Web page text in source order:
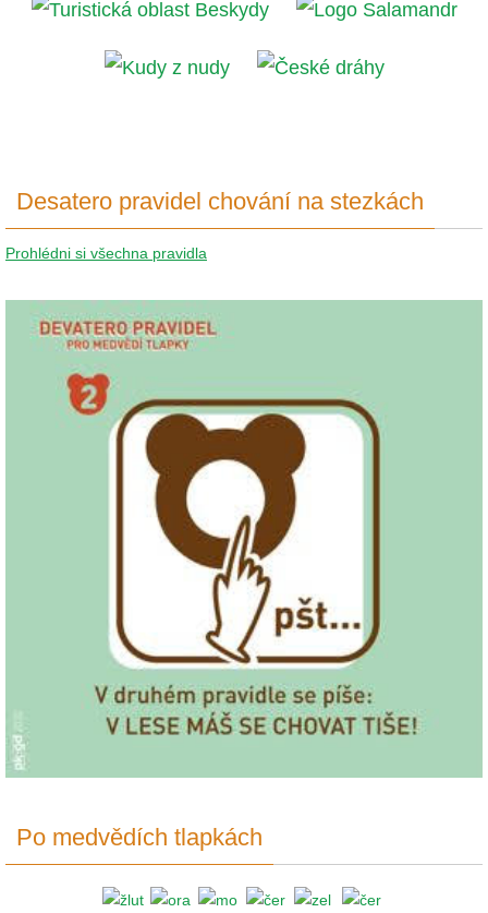
Desatero pravidel chování na stezkách
Prohlédni si všechna pravidla
Po medvědích tlapkách